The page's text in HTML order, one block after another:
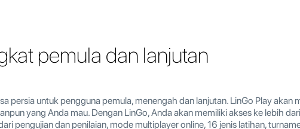
pemula dan lanjutan
persia untuk pengguna pemula, menengah dan lanjutan. LinGo Play akan
yang Anda mau. Dengan LinGo, Anda akan memiliki akses ke lebih
pengujian dan penilaian, mode multiplayer online, 16 jenis latihan,